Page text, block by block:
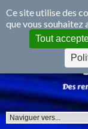
Ce site utilise des
que vous souhaitez
Tout